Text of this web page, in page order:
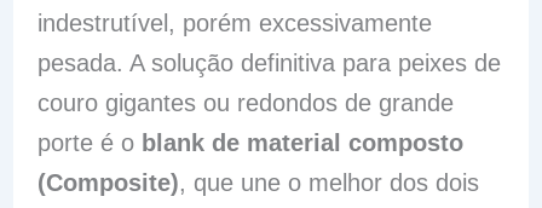
indestrutível, porém excessivamente
pesada. A solução definitiva para peixes de
couro gigantes ou redondos de grande
porte é o blank de material composto
(Composite), que une o melhor dos dois